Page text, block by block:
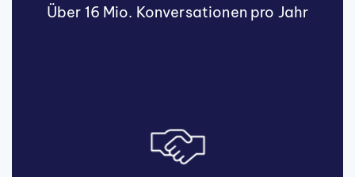
Über 16 Mio. Konversationen pro Jahr